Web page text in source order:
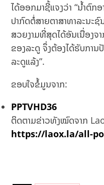
ໄດ້ອອກມາຊີ້ແຈງວ່າ “ນ້ຳຕົກອ
ປາກົດຕໍ່ສາຍຕາສາທາລະນະ
ສວຍງາມທີ່ສຸດໄດ້ອັນເນື່ອງຈ
ຂອງລະດູ ຈຶ່ງຕ້ອງໄດ້ຮັບການ
ລະດູແລ້ງ”.
ຂອບໃຈຂໍ້ມູນຈາກ:
PPTVHD36
ຕິດຕາມຂ່າວທັງໝົດຈາກ
https://laox.la/all-